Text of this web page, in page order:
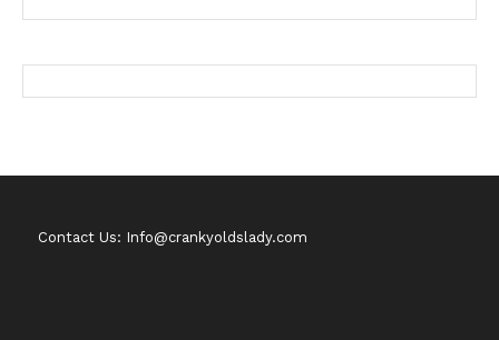
Contact Us: Info@crankyoldslady.com